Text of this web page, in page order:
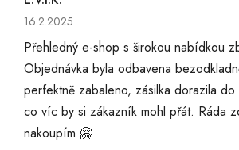
Hodnocení obchodu je 5 z 5 hvězdiček.
16.2.2025
Přehledný e-shop s širokou nabídkou
Objednávka byla odbavena
perfektně zabaleno, zásilka dorazila
co víc by si zákazník mohl přát. Ráda
nakoupím 🤗